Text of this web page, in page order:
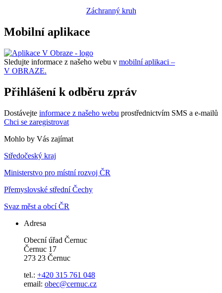
Záchranný kruh
Mobilní aplikace
Sledujte informace z našeho webu v mobilní aplikaci –
V OBRAZE.
Přihlášení k odběru zpráv
Dostávejte informace z našeho webu prostřednictvím SMS a e-mailů
Chci se zaregistrovat
Mohlo by Vás zajímat
Středočeský kraj
Ministerstvo pro místní rozvoj ČR
Přemyslovské střední Čechy
Svaz měst a obcí ČR
Adresa
Obecní úřad Černuc
Černuc 17
273 23 Černuc
tel.: +420 315 761 048
email: obec@cernuc.cz